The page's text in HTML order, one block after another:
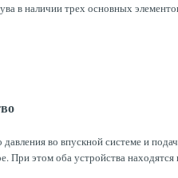
в наличии трех основных
во впускной системе и
При этом оба устройства